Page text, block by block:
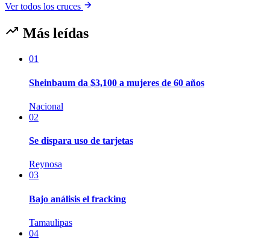
Ver todos los cruces
Más leídas
01
Sheinbaum da $3,100 a mujeres de 60 años
Nacional
02
Se dispara uso de tarjetas
Reynosa
03
Bajo análisis el fracking
Tamaulipas
04